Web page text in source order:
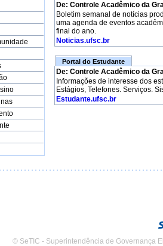
De: Controle Acadêmico da
Boletim semanal de notícias
uma agenda de eventos
final do ano.
Noticias.ufsc.br
Portal do Estudante
De: Controle Acadêmico da
Informações de interesse dos
Estágios, Telefones. Serviços.
Estudante.ufsc.br
© SeTIC - Superintendência de Governança